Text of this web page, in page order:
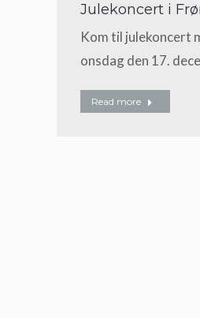
Julekoncert i
Kom til julekoncert
onsdag den 17.
Read more